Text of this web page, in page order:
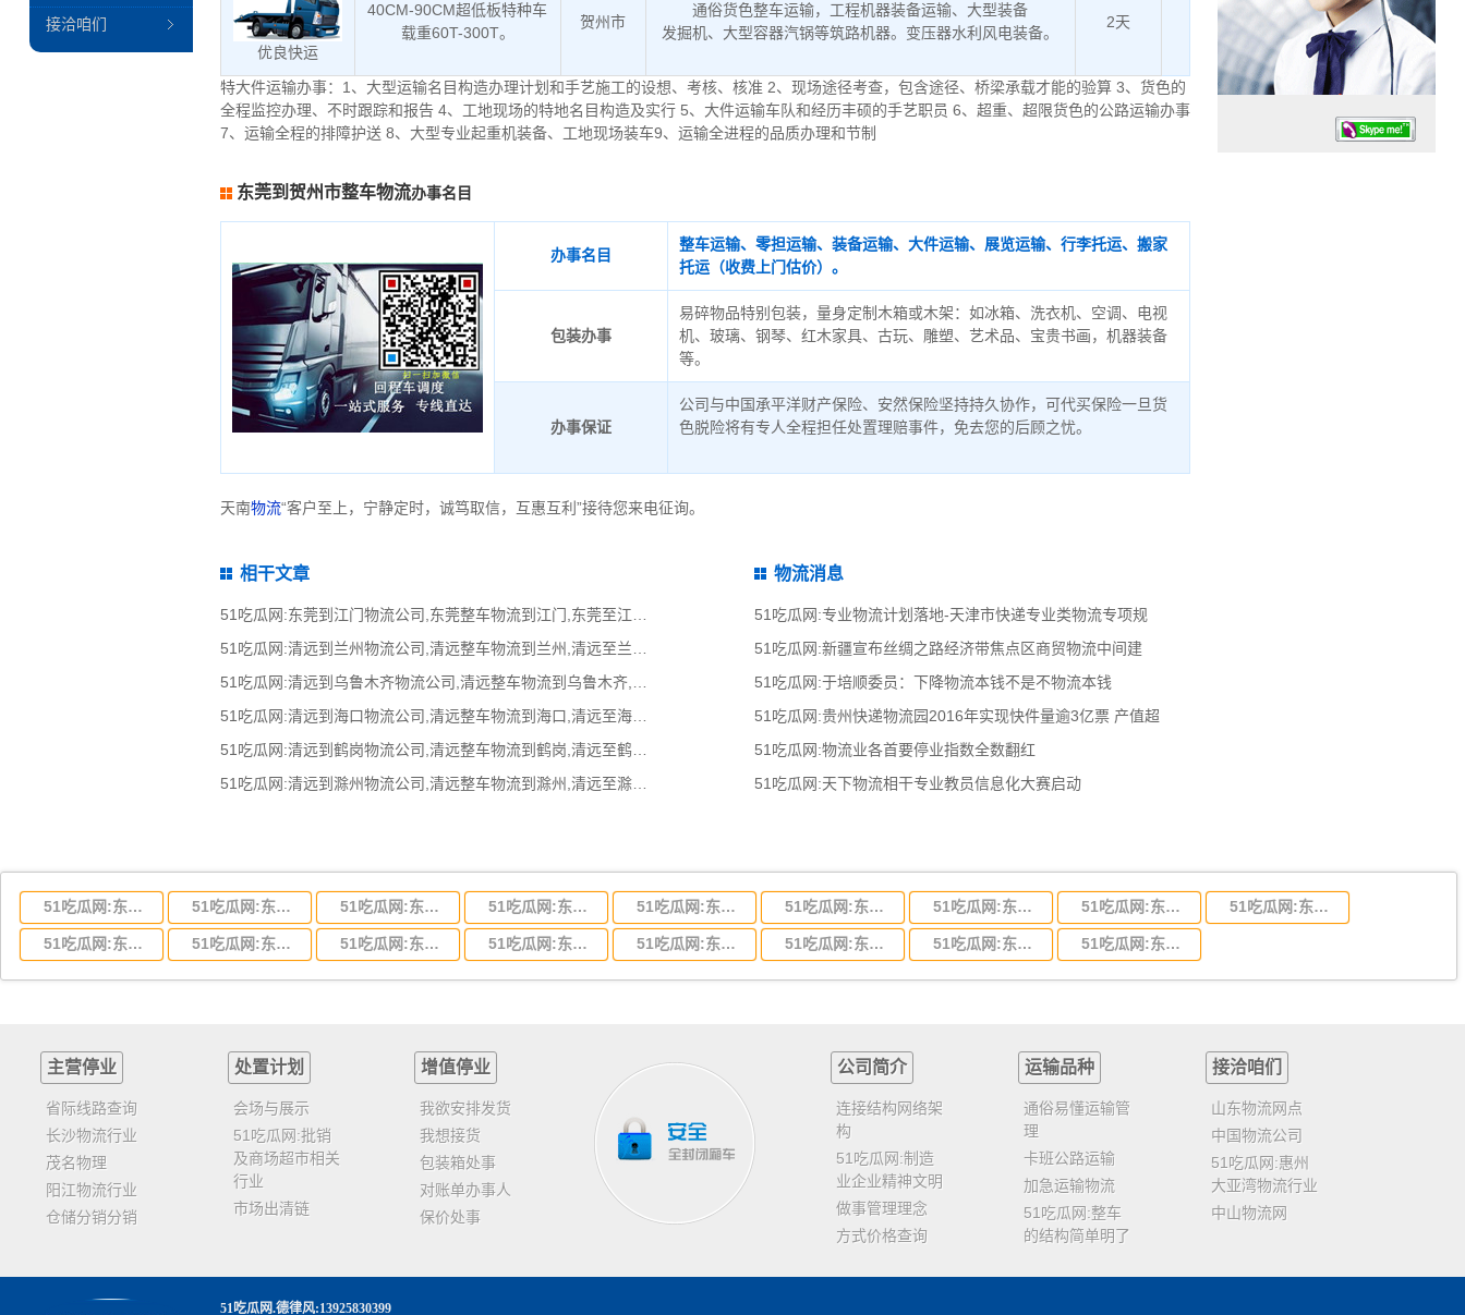
优良快运
40CM-90CM超低板特种车
载重60T-300T。
贺州市
通俗货色整车运输，工程机器装备运输、大型装备
发掘机、大型容器汽锅等筑路机器。变压器水利风电装备。
2天
特大件运输办事：1、大型运输名目构造办理计划和手艺施工的设想、考核、核准 2、现场途径考查，包含途径、桥梁承载才能的验算 3、货色的
全程监控办理、不时跟踪和报告 4、工地现场的特地名目构造及实行 5、大件运输车队和经历丰硕的手艺职员 6、超重、超限货色的公路运输办事
7、运输全程的排障护送 8、大型专业起重机装备、工地现场装车9、运输全进程的品质办理和节制
东莞到贺州市整车物流办事名目
办事名目
整车运输、零担运输、装备运输、大件运输、展览运输、行李托运、搬家
托运（收费上门估价）。
包装办事
易碎物品特别包装，量身定制木箱或木架：如冰箱、洗衣机、空调、电视
机、玻璃、钢琴、红木家具、古玩、雕塑、艺术品、宝贵书画，机器装备
等。
办事保证
公司与中国承平洋财产保险、安然保险坚持持久协作，可代买保险一旦货
色脱险将有专人全程担任处置理赔事件，免去您的后顾之忧。
天南物流“客户至上，宁静定时，诚笃取信，互惠互利”接待您来电征询。
相干文章
51吃瓜网:清远到海口物流公司,清远整车物流到海口,清远至海口物流专线 - 天南
51吃瓜网:清远到滁州物流公司,清远整车物流到滁州,清远至滁州物流专线 - 天南
物流消息
51吃瓜网:专业物流计划落地-天津市快递专业类物流专项规
51吃瓜网:新疆宣布丝绸之路经济带焦点区商贸物流中间建
51吃瓜网:于培顺委员：下降物流本钱不是不物流本钱
51吃瓜网:贵州快递物流园2016年实现快件量逾3亿票 产值超
51吃瓜网:物流业各首要停业指数全数翻红
51吃瓜网:天下物流相干专业教员信息化大赛启动
接洽咱们
51吃瓜网:东莞到湖北省物流专线,东莞到湖北省物流公司 51吃瓜网:东莞到河南省物流专线,东莞到河南省物流公司 51吃瓜网:东莞到湖南省物流专线,东莞到湖南省物流公司 51吃瓜网:东莞到河北省物流专线,东莞到河北省物流公司 51吃瓜网:东莞到吉林省物流运输,东莞到吉林省物流公司 51吃瓜网:东莞到甘肃省物流运输,东莞到甘肃省物流公司 51吃瓜网:东莞到陕西省物流运输,东莞到陕西省物流公司 51吃瓜网:东莞到贵州省物流运输,东莞到贵州省物流公司 51吃瓜网:东莞到四川省物流专线,东莞到四川省物流公司
51吃瓜网:东莞到云南省物流运输,东莞到云南省物流公司 51吃瓜网:东莞到江西省物流专线,东莞到江西省物流公司 51吃瓜网:东莞到安徽省物流专线,东莞到安徽省物流公司 51吃瓜网:东莞到山东省物流专线,东莞到山东省物流公司 51吃瓜网:东莞到江苏物流专线运输,东莞到江苏省物流公司 51吃瓜网:东莞到浙江省物流运输,东莞到浙江省物流公司 51吃瓜网:东莞到福建省物流运输,东莞到福建省物流公司 51吃瓜网:东莞到广西物流专线,东莞到广西物流公司
主营停业
省际线路查询
长沙物流行业
茂名物理
阳江物流行业
仓储分销分销
处置计划
会场与展示
51吃瓜网:批销
及商场超市相关
行业
市场出清链
增值停业
我欲安排发货
我想接货
包装箱处事
对账单办事人
保价处事
公司简介
连接结构网络架
构
51吃瓜网:制造
业企业精神文明
做事管理理念
方式价格查询
运输品种
通俗易懂运输管
理
卡班公路运输
加急运输物流
51吃瓜网:整车
的结构简单明了
接洽咱们
山东物流网点
中国物流公司
51吃瓜网:惠州
大亚湾物流行业
中山物流网
51吃瓜网.德律风:13925830399